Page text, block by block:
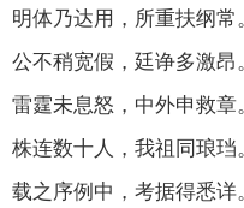
明体乃达用，所重扶纲常
公不稍宽假，廷诤多激昂
雷霆未息怒，中外申救章
株连数十人，我祖同琅珰
载之序例中，考据得悉详